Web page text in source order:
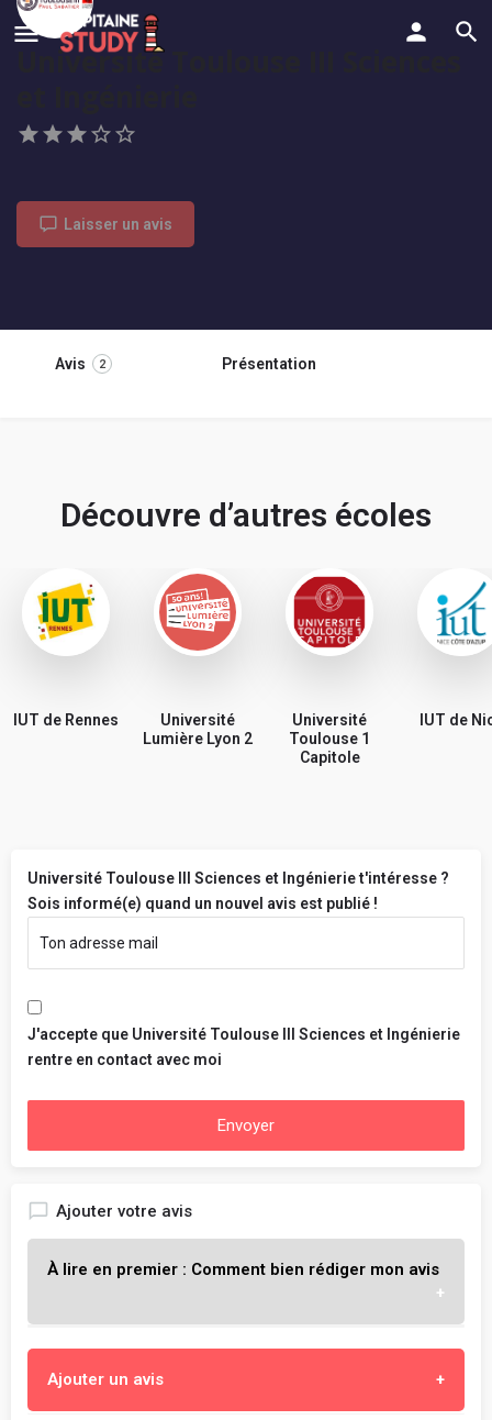
Université Toulouse III Sciences
Laisser un avis
Avis 2 Présentation
Découvre d’autres écoles
IUT de Rennes
Université
Lumière Lyon 2
Université
Toulouse 1
Capitole
IUT de
Université Toulouse III Sciences et Ingénierie t'intéresse ?
Sois informé(e) quand un nouvel avis est publié !
J'accepte que Université Toulouse III Sciences et Ingénierie
rentre en contact avec moi
Envoyer
Ajouter votre avis
À lire en premier : Comment bien rédiger mon avis
correspond vraiment, en partageant ton expérience
objective et constructive au sein de ton école.
Ajouter un avis